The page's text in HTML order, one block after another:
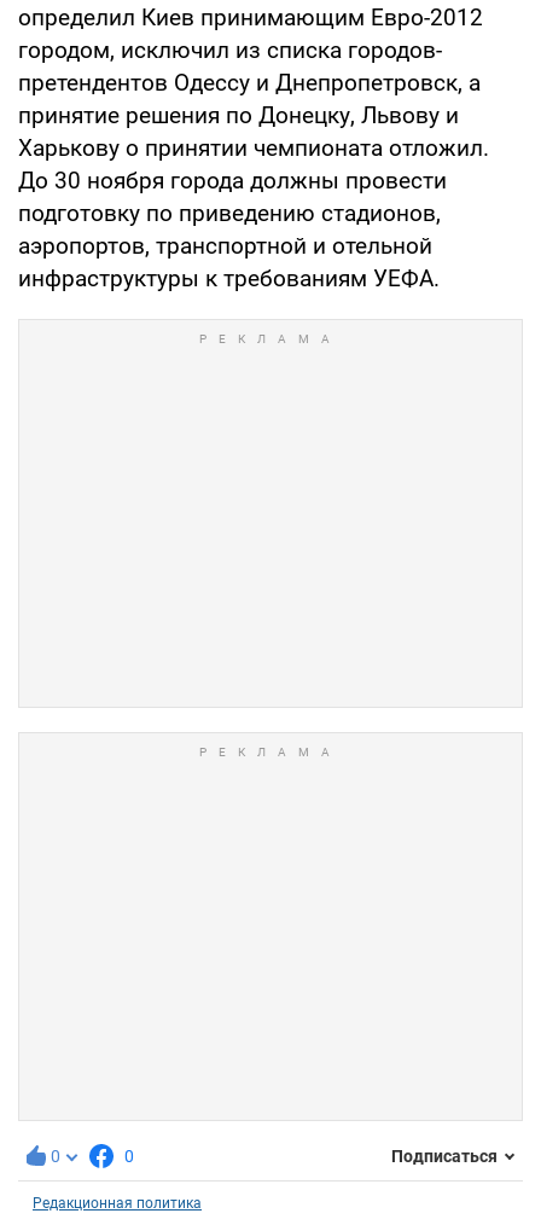
определил Киев принимающим Евро-2012
городом, исключил из списка городов-
претендентов Одессу и Днепропетровск, а
принятие решения по Донецку, Львову и
Харькову о принятии чемпионата отложил.
До 30 ноября города должны провести
подготовку по приведению стадионов,
аэропортов, транспортной и отельной
инфраструктуры к требованиям УЕФА.
0 0 Подписаться
Редакционная политика